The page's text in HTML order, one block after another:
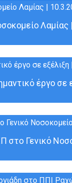
Λαμίας
έργο σε
στο Γενικό